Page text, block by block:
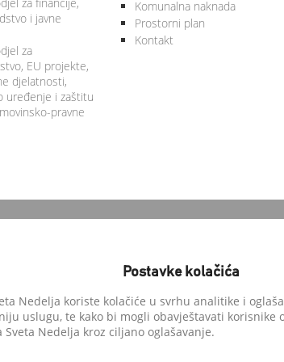
i javne
za
EU projekte,
djelatnosti,
uređenje i zaštitu
pravne
Komunalna naknada
Prostorni plan
Kontakt
Postavke kolačića
Nedelja koriste kolačiće u svrhu analitike i
uslugu, te kako bi mogli obavještavati korisnike
Nedelja kroz ciljano oglašavanje.